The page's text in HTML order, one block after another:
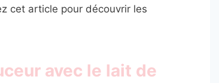
cet article pour découvrir les
avec le lait de